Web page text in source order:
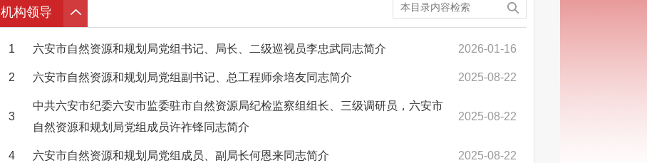
机构领导
1 六安市自然资源和规划局党组书记、局长、二级巡视员李忠武同志简介 2026-01-16
2 六安市自然资源和规划局党组副书记、总工程师余培友同志简介 2025-08-22
3
中共六安市纪委六安市监委驻市自然资源局纪检监察组组长、三级调研员，六安市
自然资源和规划局党组成员许祚锋同志简介
2025-08-22
4 六安市自然资源和规划局党组成员、副局长何恩来同志简介 2025-08-22